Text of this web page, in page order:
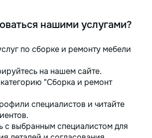
нашими услугами?
по сборке и ремонту мебели
на нашем сайте.
"Сборка и ремонт
специалистов и читайте
с выбранным специалистом для